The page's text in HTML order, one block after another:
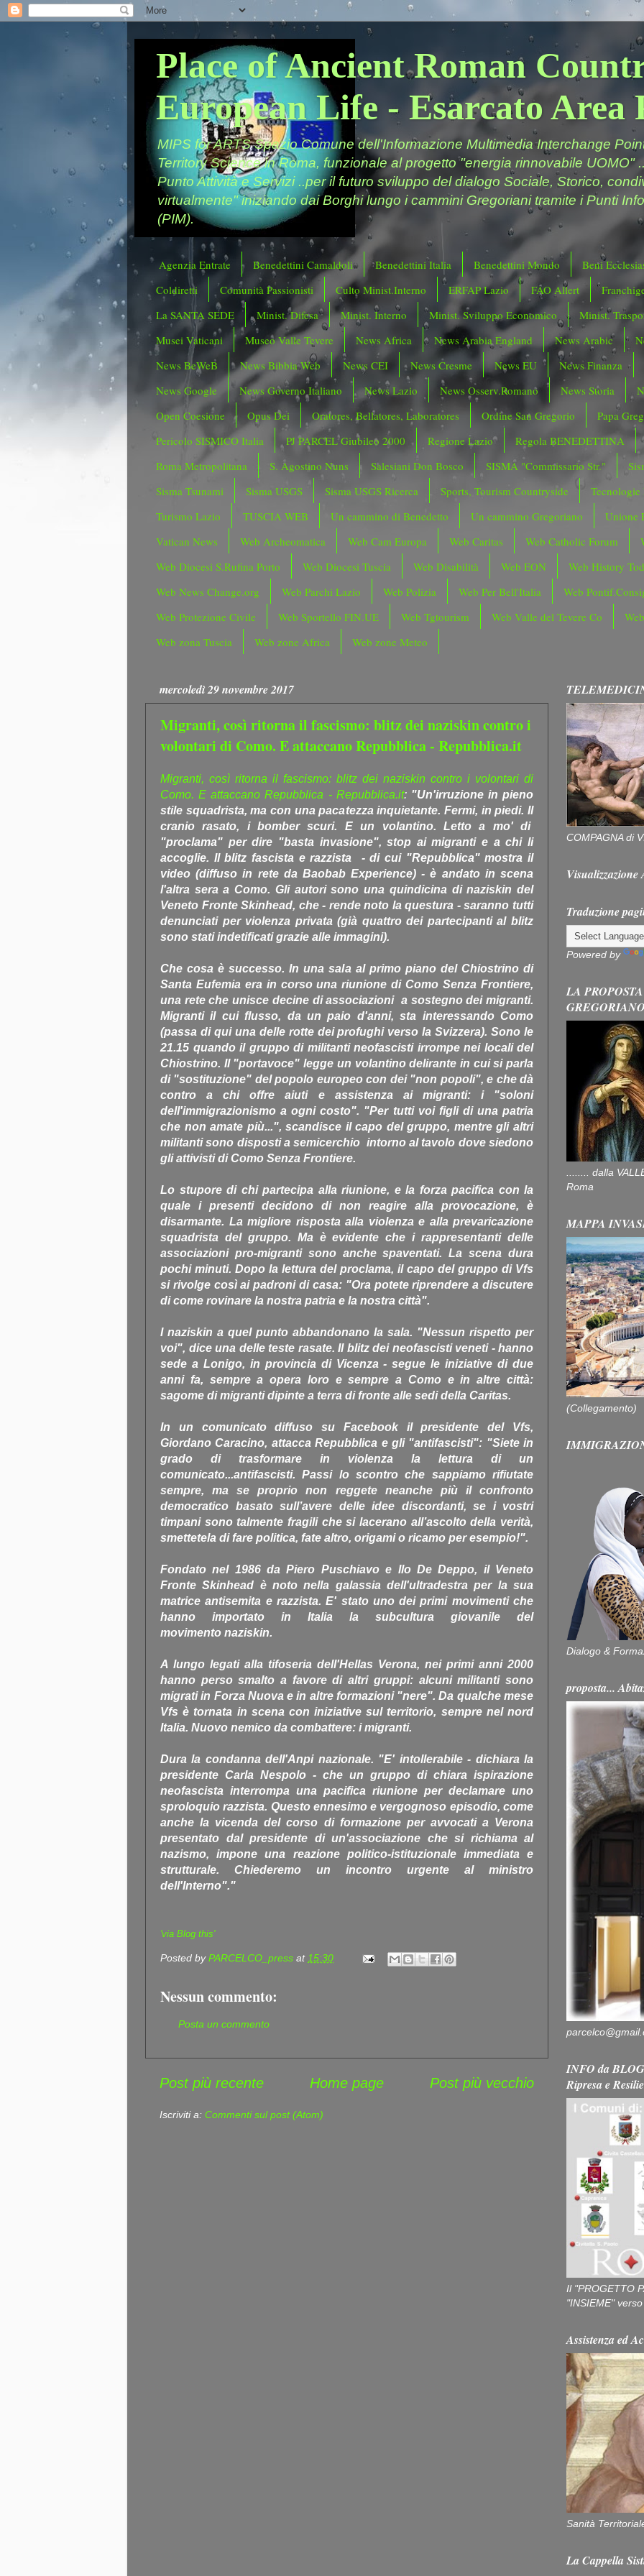
Place of Ancient Roman
European Life - Esarcato Area
MIPS for ARTS Spazio Comune dell'Informazione Multimedia Interchange
Territory Science in Roma, funzionale al progetto "energia rinnovabile UOMO"
Punto Attività e Servizi ..per il futuro sviluppo del dialogo Sociale, Storico,
virtualmente" iniziando dai Borghi lungo i cammini Gregoriani tramite i Punti
(PIM).
Agenzia Entrate Benedettini Camaldoli Benedettini Italia Benedettini Mondo
Beni
Coldiretti
Comunità Passionisti Culto Minist.Interno ERFAP Lazio FAO Allert
La SANTA SEDE
Minist. Difesa Minist. Interno Minist. Sviluppo Economico
Minist.
Musei Vaticani
Museo Valle Tevere News Africa News Arabia England News Arabic
News BeWeB
News Bibbia Web News CEI News Cresme News EU
News Finanza
News Google
News Governo Italiano News Lazio News Osserv.Romano News Storia
Open Coesione
Opus Dei Oratores, Bellatores, Laboratores Ordine San Gregorio
Papa
Pericolo SISMICO Italia
PJ PARCEL Giubileo 2000 Regione Lazio
Regola BENEDETTINA
Roma Metropolitana
S. Agostino Nuns Salesiani Don Bosco SISMA "Commissario Str."
Sisma Tsunami
Sisma USGS Sisma USGS Ricerca Sports, Tourism Countryside
Tecnologie
Turismo Lazio
TUSCIA WEB Un cammino di Benedetto Un cammino Gregoriano
Unione
Vatican News
Web Archeomatica Web Cam Europa Web Caritas Web Catholic Forum
Web Diocesi S.Rufina Porto
Web Diocesi Tuscia Web Disabilità Web EON
Web History
Web News Change.org
Web Parchi Lazio Web Polizia Web Per Bell'Italia
Web
Web Protezione Civile
Web Sportello FIN.UE Web Tgtourism Web Valle del Tevere Co
Web zona Tuscia
Web zone Africa Web zone Meteo
mercoledì 29 novembre 2017
Migranti, così ritorna il fascismo: blitz dei naziskin contro i
volontari di Como. E attaccano Repubblica - Repubblica.it
Migranti, così ritorna il fascismo: blitz dei naziskin contro i volontari di
Como. E attaccano Repubblica - Repubblica.it:"Un'irruzione in pieno
stile squadrista, ma con una pacatezza inquietante. Fermi, in piedi. Il
cranio rasato, i bomber scuri. E un volantino. Letto a mo' di
"proclama" per dire "basta invasione", stop ai migranti e a chi li
accoglie. Il blitz fascista e razzista - di cui "Repubblica" mostra il
video (diffuso in rete da Baobab Experience) - è andato in scena
l'altra sera a Como. Gli autori sono una quindicina di naziskin del
Veneto Fronte Skinhead, che - rende noto la questura - saranno tutti
denunciati per violenza privata (già quattro dei partecipanti al blitz
sono stati indetificati grazie alle immagini).
Che cosa è successo. In una sala al primo piano del Chiostrino di
Santa Eufemia era in corso una riunione di Como Senza Frontiere,
una rete che unisce decine di associazioni a sostegno dei migranti.
Migranti il cui flusso, da un paio d'anni, sta interessando Como
(passa di qui una delle rotte dei profughi verso la Svizzera). Sono le
21.15 quando il gruppo di militanti neofascisti irrompe nei locali del
Chiostrino. Il "portavoce" legge un volantino delirante in cui si parla
di "sostituzione" del popolo europeo con dei "non popoli", e che dà
contro a chi offre aiuti e assistenza ai migranti: i "soloni
dell'immigrazionismo a ogni costo". "Per tutti voi figli di una patria
che non amate più...", scandisce il capo del gruppo, mentre gli altri
militanti sono disposti a semicerchio intorno al tavolo dove siedono
gli attivisti di Como Senza Frontiere.
Lo stupore di chi partecipa alla riunione, e la forza pacifica con la
quale i presenti decidono di non reagire alla provocazione, è
disarmante. La migliore risposta alla violenza e alla prevaricazione
squadrista del gruppo. Ma è evidente che i rappresentanti delle
associazioni pro-migranti sono anche spaventati. La scena dura
pochi minuti. Dopo la lettura del proclama, il capo del gruppo di Vfs
si rivolge così ai padroni di casa: "Ora potete riprendere a discutere
di come rovinare la nostra patria e la nostra città".
I naziskin a quel punto abbandonano la sala. "Nessun rispetto per
voi", dice una delle teste rasate. Il blitz dei neofascisti veneti - hanno
sede a Lonigo, in provincia di Vicenza - segue le iniziative di due
anni fa, sempre a opera loro e sempre a Como e in altre città:
sagome di migranti dipinte a terra di fronte alle sedi della Caritas.
In un comunicato diffuso su Facebook il presidente del Vfs,
Giordano Caracino, attacca Repubblica e gli "antifascisti": "Siete in
grado di trasformare in violenza la lettura di un
comunicato...antifascisti. Passi lo scontro che sappiamo rifiutate
sempre, ma se proprio non reggete neanche più il confronto
democratico basato sull’avere delle idee discordanti, se i vostri
timpani sono talmente fragili che si lacerano all’ascolto della verità,
smettetela di fare politica, fate altro, origami o ricamo per esempio!".
Fondato nel 1986 da Piero Puschiavo e Ilo De Deppo, il Veneto
Fronte Skinhead è noto nella galassia dell'ultradestra per la sua
matrice antisemita e razzista. E' stato uno dei primi movimenti che
hanno importato in Italia la subcultura giovanile del
movimento naziskin.
A lungo legati alla tifoseria dell'Hellas Verona, nei primi anni 2000
hanno perso smalto a favore di altri gruppi: alcuni militanti sono
migrati in Forza Nuova e in altre formazioni "nere". Da qualche mese
Vfs è tornata in scena con iniziative sul territorio, sempre nel nord
Italia. Nuovo nemico da combattere: i migranti.
Dura la condanna dell'Anpi nazionale. "E' intollerabile - dichiara la
presidente Carla Nespolo - che un gruppo di chiara ispirazione
neofascista interrompa una pacifica riunione per declamare uno
sproloquio razzista. Questo ennesimo e vergognoso episodio, come
anche la vicenda del corso di formazione per avvocati a Verona
presentato dal presidente di un'associazione che si richiama al
nazismo, impone una reazione politico-istituzionale immediata e
strutturale. Chiederemo un incontro urgente al ministro
dell'Interno"."
'via Blog this'
Posted byPARCELCO_press at15:30
Nessun commento:
Posta un commento
Post più recente Post più vecchio
Home page
Iscriviti a: Commenti sul post (Atom)
COMPAGNA di
Traduzione
Powered by
LA
........ dalla
Roma
MAPPA
(Collegamento)
Dialogo &
proposta...
INFO da
Ripresa e
Il "PROGETTO
"INSIEME"
Assistenza ed
Sanità
La Cappella